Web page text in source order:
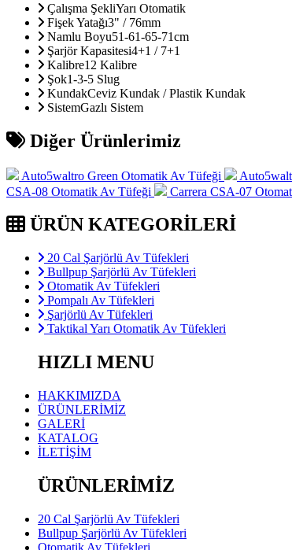
Çalışma ŞekliYarı Otomatik
Fişek Yatağı3" / 76mm
Namlu Boyu51-61-65-71cm
Şarjör Kapasitesi4+1 / 7+1
Kalibre12 Kalibre
Şok1-3-5 Slug
KundakCeviz Kundak / Plastik Kundak
SistemGazlı Sistem
Diğer Ürünlerimiz
Auto5waltro Green Otomatik Av Tüfeği
CSA-08 Otomatik Av Tüfeği
Carrera CSA-07
ÜRÜN KATEGORİLERİ
20 Cal Şarjörlü Av Tüfekleri
Bullpup Şarjörlü Av Tüfekleri
Otomatik Av Tüfekleri
Pompalı Av Tüfekleri
Şarjörlü Av Tüfekleri
Taktikal Yarı Otomatik Av Tüfekleri
HIZLI MENU
HAKKIMIZDA
ÜRÜNLERİMİZ
GALERİ
KATALOG
İLETİŞİM
ÜRÜNLERİMİZ
20 Cal Şarjörlü Av Tüfekleri
Bullpup Şarjörlü Av Tüfekleri
Otomatik Av Tüfekleri